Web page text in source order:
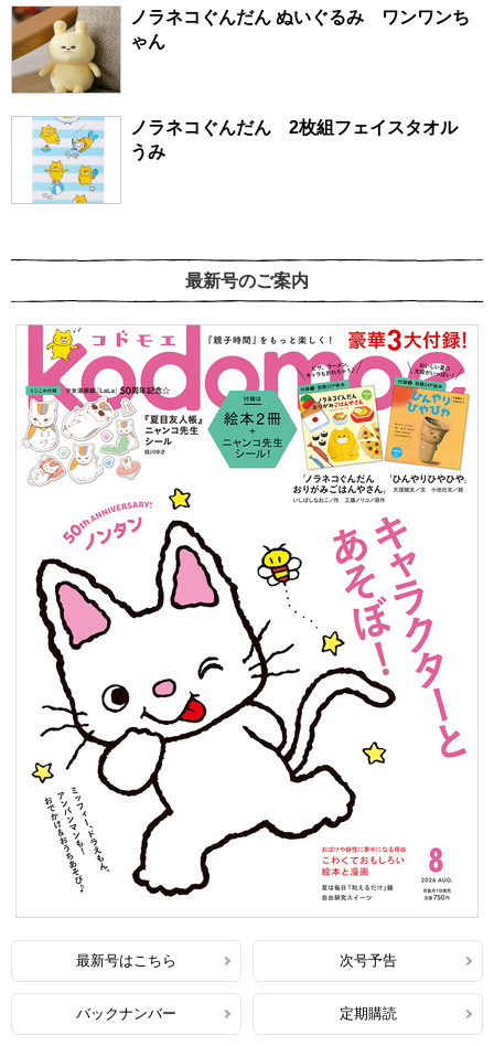
ノラネコぐんだん ぬいぐるみ ワンワンち
ゃん
ノラネコぐんだん 2枚組フェイスタオル
うみ
最新号のご案内
最新号はこちら 次号予告
バックナンバー 定期購読